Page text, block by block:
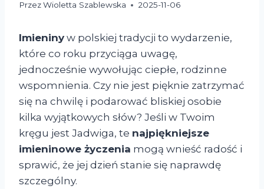
PrzezWioletta Szablewska 2025-11-06
Imieniny w polskiej tradycji to wydarzenie,
które co roku przyciąga uwagę,
jednocześnie wywołując ciepłe, rodzinne
wspomnienia. Czy nie jest pięknie zatrzymać
się na chwilę i podarować bliskiej osobie
kilka wyjątkowych słów? Jeśli w Twoim
kręgu jest Jadwiga, te najpiękniejsze
imieninowe życzenia mogą wnieść radość i
sprawić, że jej dzień stanie się naprawdę
szczególny.